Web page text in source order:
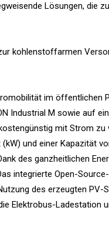
Lösungen, die
kohlenstoffarmen
im öffentlichen
Industrial M sowie auf
mit Strom zu
und einer Kapazität
des ganzheitlichen
integrierte Open-
des erzeugten
Elektrobus-Ladestation